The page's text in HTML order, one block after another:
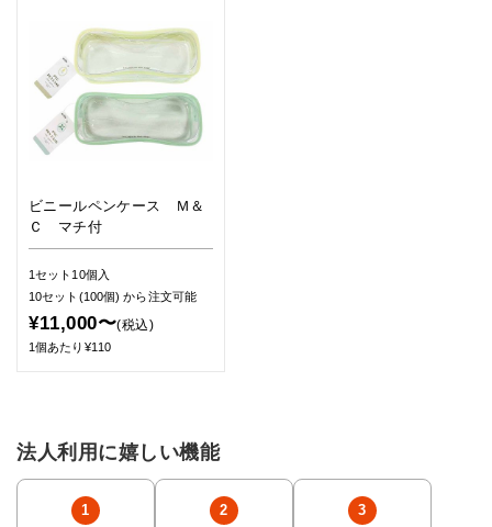
ビニールペンケース Ｍ＆
Ｃ マチ付
1セット10個入
10セット(100個)から注文可能
¥11,000〜(税込)
1個あたり¥110
法人利用に嬉しい機能